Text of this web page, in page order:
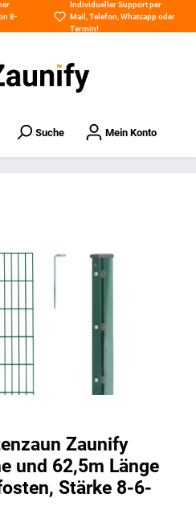
8-
Individueller Support per
Mail,Telefon,Whatsappoder
Termin!
Suche Mein Konto
Zaunify
und 62,5m Länge
Stärke 8-6-